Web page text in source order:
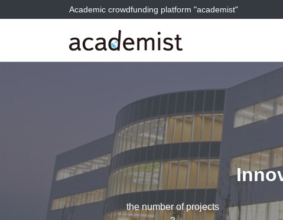
Academic crowdfunding platform "academist"
the number of projects